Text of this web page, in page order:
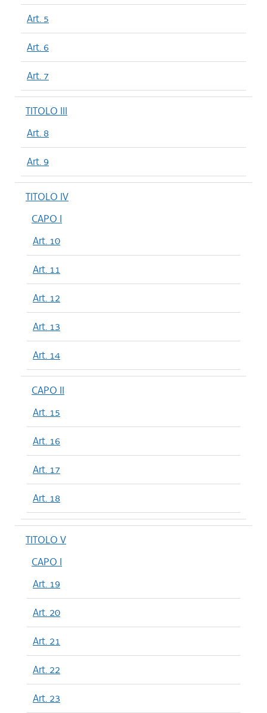
Art. 5
Art. 6
Art. 7
TITOLO III
Art. 8
Art. 9
TITOLO IV
CAPO I
Art. 10
Art. 11
Art. 12
Art. 13
Art. 14
CAPO II
Art. 15
Art. 16
Art. 17
Art. 18
TITOLO V
CAPO I
Art. 19
Art. 20
Art. 21
Art. 22
Art. 23